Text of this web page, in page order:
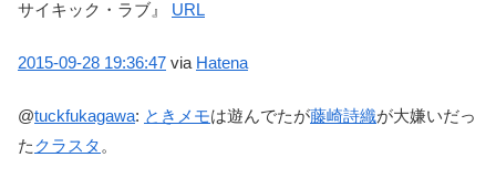
サイキック・ラブ』 URL
2015-09-28 19:36:47 via Hatena
@tuckfukagawa: ときメモは遊んでたが藤崎詩織が大嫌いだっ
た クラスタ 。